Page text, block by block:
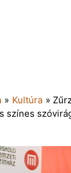
» Kultúra »
színes